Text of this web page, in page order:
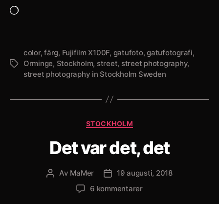
Etiketter
color,färg, Fujifilm X100F, gatufoto,gatufotografi,
Orminge, Stockholm, street, street photography,
street photography in Stockholm Sweden
Kategorier
STOCKHOLM
Det var det, det
Inläggsförfattare
Av MaMer Inläggsdatum
19 augusti, 2018
6 kommentarertill